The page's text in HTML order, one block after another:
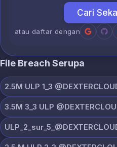
Cari
atau daftar dengan
File Breach Serupa
2.5M ULP 1_3
3.5M 3_3 ULP